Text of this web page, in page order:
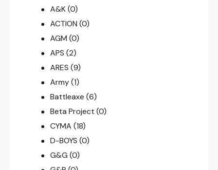
A&K (0)
ACTION (0)
AGM (0)
APS (2)
ARES (9)
Army (1)
Battleaxe (6)
Beta Project (0)
CYMA (18)
D-BOYS (0)
G&G (0)